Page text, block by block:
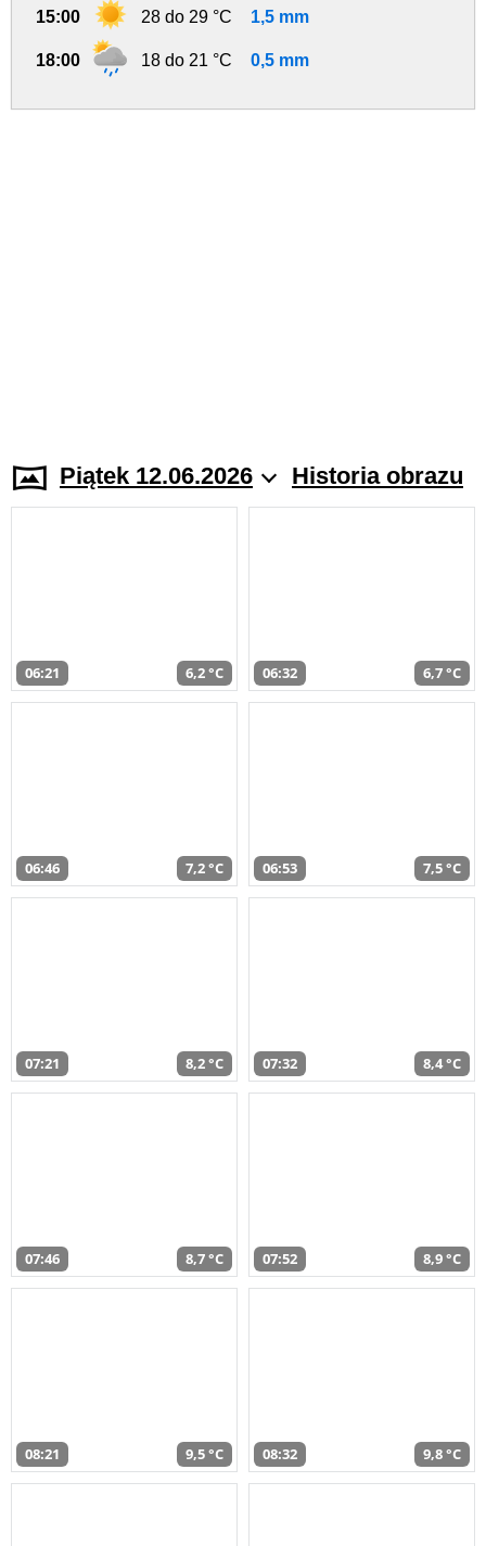
15:00 28 do 29 °C 1,5 mm
18:00 18 do 21 °C 0,5 mm
Piątek 12.06.2026 Historia obrazu
06:21 6,2 °C 06:32 6,7 °C
06:46 7,2 °C 06:53 7,5 °C
07:21 8,2 °C 07:32 8,4 °C
07:46 8,7 °C 07:52 8,9 °C
08:21 9,5 °C 08:32 9,8 °C